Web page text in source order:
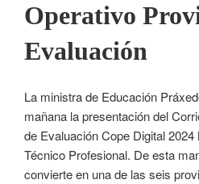
Operativo
Evaluación
La ministra de Educación
mañana la presentación del
de Evaluación Cope Digital
Técnico Profesional. De esta
convierte en una de las seis